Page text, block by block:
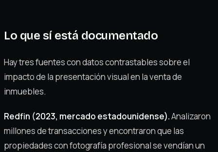
Lo que sí está documentado
Hay tres fuentes con datos contrastables sobre el
impacto de la presentación visual en la venta de
inmuebles.
Redfin (2023, mercado estadounidense).Analizaron
millones de transacciones y encontraron que las
propiedades con fotografía profesional se vendían un